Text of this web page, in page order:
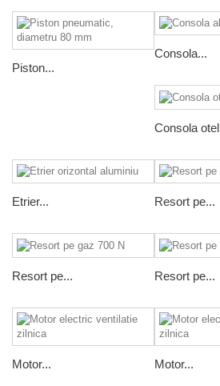
Piston...
Consola...
Consola otel
Etrier... Resort pe...
Resort pe... Resort pe...
Motor... Motor...